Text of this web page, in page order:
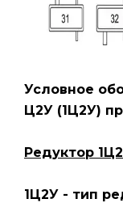
Условное
Ц2У (1Ц2У)
Редуктор
1Ц2У - тип